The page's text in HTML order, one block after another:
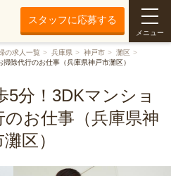
スタッフに応募する
メニュー
の求人一覧 兵庫県 神戸市
灘区
除代行のお仕事（兵庫県神戸市灘区）
5分！3DKマンショ
お仕事（兵庫県神
区）